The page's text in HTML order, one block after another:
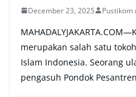
December 23, 2025 Pustikom
merupakan salah satu
Islam Indonesia. Seorang
pengasuh Pondok